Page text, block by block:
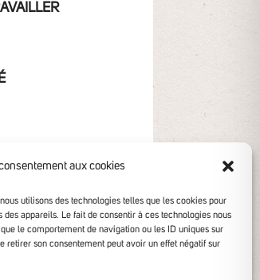
aux cookies
utilisons des technologies telles que les cookies pour
appareils. Le fait de consentir à ces technologies nous
le comportement de navigation ou les ID uniques sur
retirer son consentement peut avoir un effet négatif sur